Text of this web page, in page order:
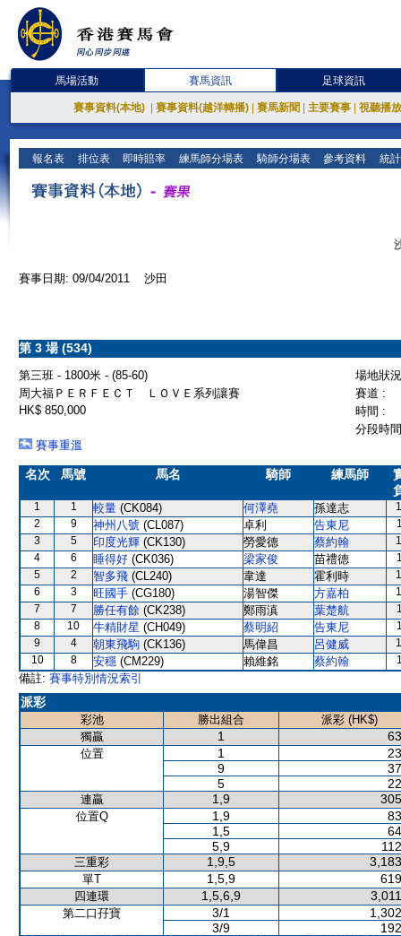
馬場活動 賽馬資訊 足球資訊
賽事資料(本地) 賽事資料(越洋轉播) 賽馬新聞 主要賽事 視聽播
報名表 排位表 即時賠率 練馬師分場表 騎師分場表 參考資料 統
賽事日期: 09/04/2011 沙田
第 3 場 (534)
第三班 - 1800米 - (85-60)
場地狀
周大福ＰＥＲＦＥＣＴ ＬＯＶＥ系列讓賽
賽道 :
HK$ 850,000
時間 :
分段時
賽事重溫
名次 馬號 馬名 騎師 練馬師
1 1 較量 (CK084) 何澤堯 孫達志
2
9 神州八號 (CL087) 卓利 告東尼
3
5 印度光輝 (CK130) 勞愛德 蔡約翰
4
6 睡得好 (CK036) 梁家俊 苗禮德
5
2 智多飛 (CL240) 韋達 霍利時
6
3 旺國手 (CG180) 湯智傑 方嘉柏
7
7 勝任有餘 (CK238) 鄭雨滇 葉楚航
8
10 牛精財星 (CH049) 蔡明紹 告東尼
9
4 朝東飛駒 (CK136) 馬偉昌 呂健威
10
8 安穩 (CM229) 賴維銘 蔡約翰
備註: 賽事特別情況索引
派彩
彩池 勝出組合
派彩 (HK$)
獨贏
1
位置 1
9
5
連贏 1,9
位置Q 1,9
1,5
5,9
三重彩 1,9,5
單T 1,5,9
四連環 1,5,6,9
第二口孖寶 3/1
3/9